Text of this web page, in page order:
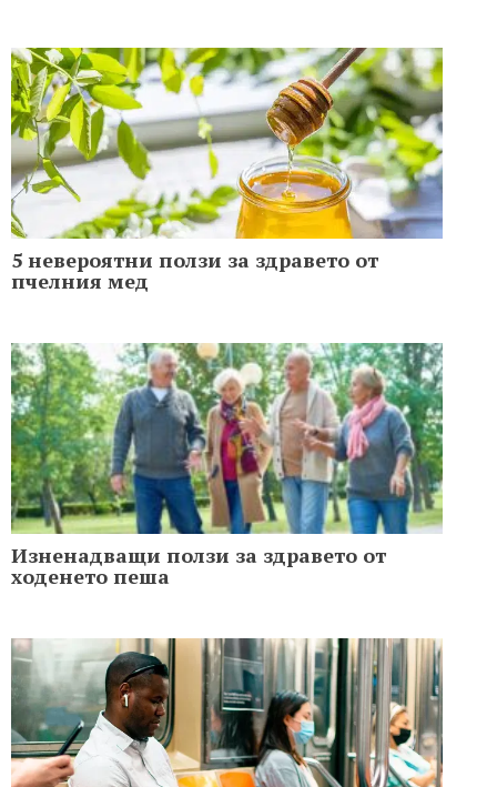
5 невероятни ползи за здравето от
пчелния мед
Изненадващи ползи за здравето от
ходенето пеша